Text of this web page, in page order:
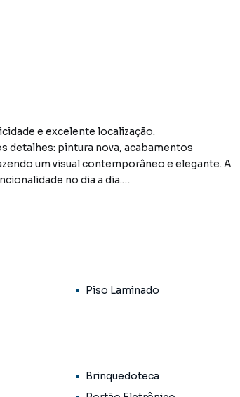
e excelente localização.
detalhes: pintura nova, acabamentos
um visual contemporâneo e elegante. A
no dia a dia.
teto com plafons novos que
Piso Laminado
Brinquedoteca